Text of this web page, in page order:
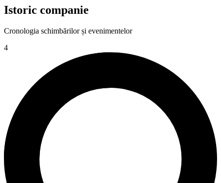
Istoric companie
Cronologia schimbărilor și evenimentelor
4